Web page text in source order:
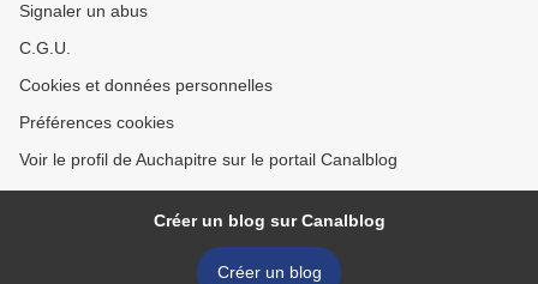
Signaler un abus
C.G.U.
Cookies et données personnelles
Préférences cookies
Voir le profil de Auchapitre sur le portail Canalblog
Créer un blog sur Canalblog
Créer un blog